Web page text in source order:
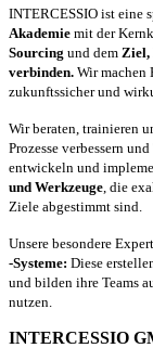
INTERCESSIO ist eine
Akademie mit der
Sourcing und dem Ziel,
verbinden. Wir machen
zukunftssicher und
Wir beraten, trainieren
Prozesse verbessern und
entwickeln und
und Werkzeuge , die
Ziele abgestimmt sind.
Unsere besondere
-Systeme: Diese
und bilden ihre Teams
nutzen.
INTERCESSIO